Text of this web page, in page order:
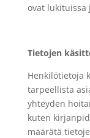
ovat lukituissa
Tietojen
Henkilötietoja
tarpeellista
yhteyden
kuten
määrätä